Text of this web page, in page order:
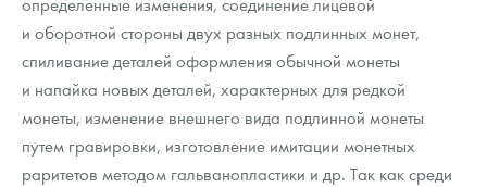
и оборотной стороны двух разных подлинных монет,
спиливание деталей оформления обычной монеты
и напайка новых деталей, характерных для редкой
монеты, изменение внешнего вида подлинной монеты
путем гравировки, изготовление имитации монетных
раритетов методом гальванопластики и др. Так как среди